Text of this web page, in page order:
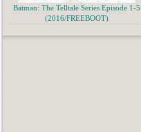
Batman: The Telltale Series Episode 1-5
(2016/FREEBOOT)